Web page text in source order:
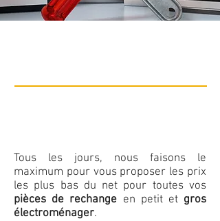
Tous les jours, nous faisons le
maximum pour vous proposer les prix
les plus bas du net pour toutes vos
pièces de rechange en petit et gros
électroménager.